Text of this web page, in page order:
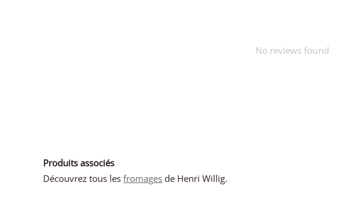
No reviews found
Produits associés
Découvrez tous lesfromages de Henri Willig.